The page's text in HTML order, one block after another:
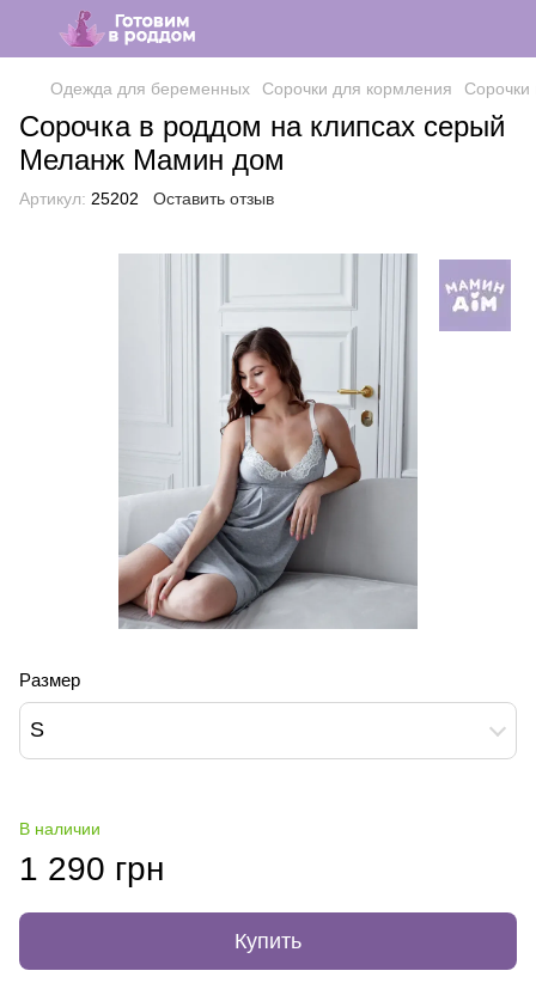
Одежда для беременных Сорочки для кормления Сорочки
Сорочка в роддом на клипсах серый
Меланж Мамин дом
Артикул: 25202 Оставить отзыв
Размер
S
В наличии
1 290 грн
Купить